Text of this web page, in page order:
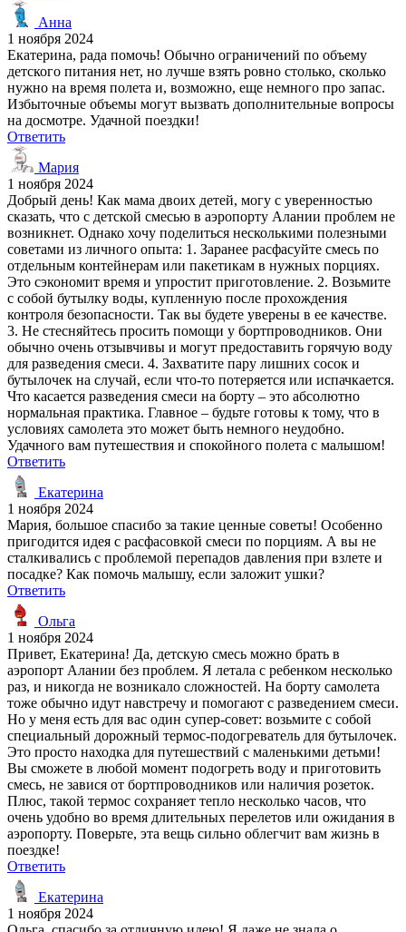
Анна
1 ноября 2024
Екатерина, рада помочь! Обычно ограничений по объему
детского питания нет, но лучше взять ровно столько, сколько
нужно на время полета и, возможно, еще немного про запас.
Избыточные объемы могут вызвать дополнительные вопросы
на досмотре. Удачной поездки!
Ответить
Мария
1 ноября 2024
Добрый день! Как мама двоих детей, могу с уверенностью
сказать, что с детской смесью в аэропорту Алании проблем не
возникнет. Однако хочу поделиться несколькими полезными
советами из личного опыта: 1. Заранее расфасуйте смесь по
отдельным контейнерам или пакетикам в нужных порциях.
Это сэкономит время и упростит приготовление. 2. Возьмите
с собой бутылку воды, купленную после прохождения
контроля безопасности. Так вы будете уверены в ее качестве.
3. Не стесняйтесь просить помощи у бортпроводников. Они
обычно очень отзывчивы и могут предоставить горячую воду
для разведения смеси. 4. Захватите пару лишних сосок и
бутылочек на случай, если что-то потеряется или испачкается.
Что касается разведения смеси на борту – это абсолютно
нормальная практика. Главное – будьте готовы к тому, что в
условиях самолета это может быть немного неудобно.
Удачного вам путешествия и спокойного полета с малышом!
Ответить
Екатерина
1 ноября 2024
Мария, большое спасибо за такие ценные советы! Особенно
пригодится идея с расфасовкой смеси по порциям. А вы не
сталкивались с проблемой перепадов давления при взлете и
посадке? Как помочь малышу, если заложит ушки?
Ответить
Ольга
1 ноября 2024
Привет, Екатерина! Да, детскую смесь можно брать в
аэропорт Алании без проблем. Я летала с ребенком несколько
раз, и никогда не возникало сложностей. На борту самолета
тоже обычно идут навстречу и помогают с разведением смеси.
Но у меня есть для вас один супер-совет: возьмите с собой
специальный дорожный термос-подогреватель для бутылочек.
Это просто находка для путешествий с маленькими детьми!
Вы сможете в любой момент подогреть воду и приготовить
смесь, не завися от бортпроводников или наличия розеток.
Плюс, такой термос сохраняет тепло несколько часов, что
очень удобно во время длительных перелетов или ожидания в
аэропорту. Поверьте, эта вещь сильно облегчит вам жизнь в
поездке!
Ответить
Екатерина
1 ноября 2024